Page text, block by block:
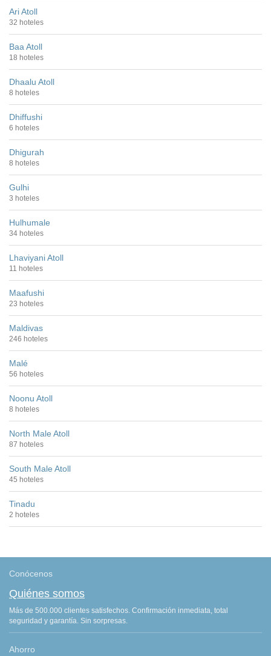
Ari Atoll
32 hoteles
Baa Atoll
18 hoteles
Dhaalu Atoll
8 hoteles
Dhiffushi
6 hoteles
Dhigurah
8 hoteles
Gulhi
3 hoteles
Hulhumale
34 hoteles
Lhaviyani Atoll
11 hoteles
Maafushi
23 hoteles
Maldivas
246 hoteles
Malé
56 hoteles
Noonu Atoll
8 hoteles
North Male Atoll
87 hoteles
South Male Atoll
45 hoteles
Tinadu
2 hoteles
Conócenos
Quiénes somos
Más de 500.000 clientes satisfechos. Confirmación inmediata, total
seguridad y garantía. Sin sorpresas.
Ahorro